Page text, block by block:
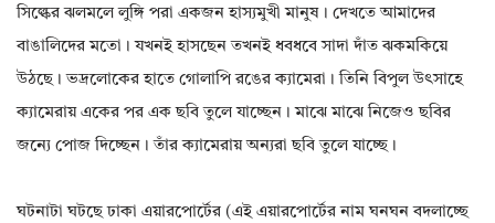
সিল্কের ঝলমলে লুঙ্গি পরা একজন হাস্যমুখী মানুষ। দেখতে আমাদের
বাঙালিদের মতো। যখনই হাসছেন তখনই ধবধবে সাদা দাঁত ঝকমকিয়ে
উঠছে। ভদ্রলোকের হাতে গোলাপি রঙের ক্যামেরা। তিনি বিপুল উৎসাহে
ক্যামেরায় একের পর এক ছবি তুলে যাচ্ছেন। মাঝে মাঝে নিজেও ছবির
জন্যে পোজ দিচ্ছেন। তাঁর ক্যামেরায় অন্যরা ছবি তুলে যাচ্ছে।
ঘটনাটা ঘটছে ঢাকা এয়ারপোর্টের (এই এয়ারপোর্টের নাম ঘনঘন বদলাচ্ছে